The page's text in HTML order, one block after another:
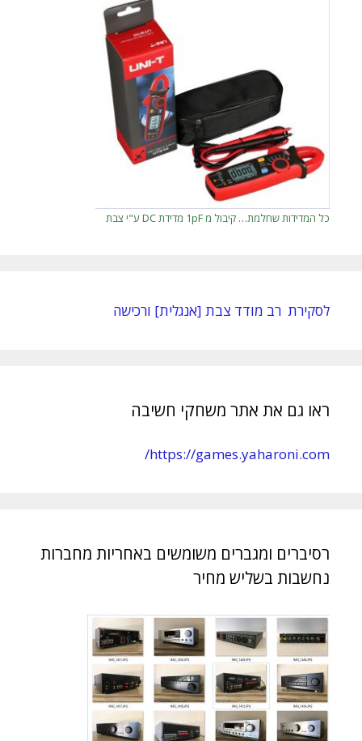
כל המדידות שחלמת… קיבול מ 1pF מדידת DC ע"י צבת
לסקירת רב מודד צבת [אנגלית] ורכישה
ראו גם את אתר משחקי חשיבה
https://games.yaharoni.com/
רסיברים ומגברים משומשים באחריות מחברות
נחשבות בשליש מחיר